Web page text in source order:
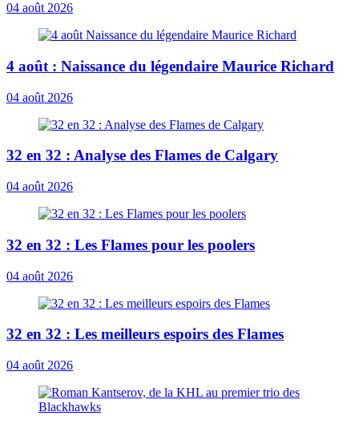
04 août 2026
4 août : Naissance du légendaire Maurice Richard
04 août 2026
32 en 32 : Analyse des Flames de Calgary
04 août 2026
32 en 32 : Les Flames pour les poolers
04 août 2026
32 en 32 : Les meilleurs espoirs des Flames
04 août 2026